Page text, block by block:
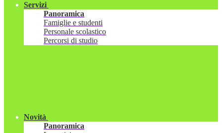
Servizi
Panoramica
Famiglie e studenti
Personale scolastico
Percorsi di studio
Novità
Panoramica